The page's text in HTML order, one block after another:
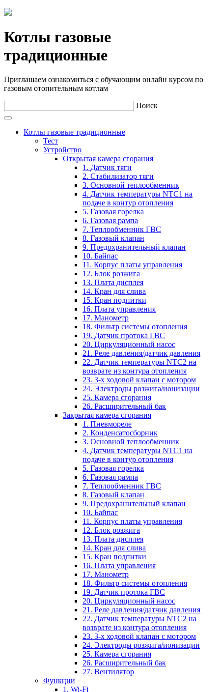
Котлы газовые
традиционные
Приглашаем ознакомиться с обучающим онлайн курсом по
газовым отопительным котлам
Поиск
Котлы газовые традиционные
Тест
Устройство
Открытая камера сгорания
1. Датчик тяги
2. Стабилизатор тяги
3. Основной теплообменник
4. Датчик температуры NTC1 на
подаче в контур отопления
5. Газовая горелка
6. Газовая рампа
7. Теплообменник ГВС
8. Газовый клапан
9. Предохранительный клапан
10. Байпас
11. Корпус платы управления
12. Блок розжига
13. Плата дисплея
14. Кран для слива
15. Кран подпитки
16. Плата управления
17. Манометр
18. Фильтр системы отопления
19. Датчик протока ГВС
20. Циркуляционный насос
21. Реле давления/датчик давления
22. Датчик температуры NTC2 на
возврате из контура отопления
23. 3-х ходовой клапан с мотором
24. Электроды розжига/ионизации
25. Камера сгорания
26. Расширительный бак
Закрытая камера сгорания
1. Пневмореле
2. Конденсатосборник
3. Основной теплообменник
4. Датчик температуры NTC1 на
подаче в контур отопления
5. Газовая горелка
6. Газовая рампа
7. Теплообменник ГВС
8. Газовый клапан
9. Предохранительный клапан
10. Байпас
11. Корпус платы управления
12. Блок розжига
13. Плата дисплея
14. Кран для слива
15. Кран подпитки
16. Плата управления
17. Манометр
18. Фильтр системы отопления
19. Датчик протока ГВС
20. Циркуляционный насос
21. Реле давления/датчик давления
22. Датчик температуры NTC2 на
возврате из контура отопления
23. 3-х ходовой клапан с мотором
24. Электроды розжига/ионизации
25. Камера сгорания
26. Расширительный бак
27. Вентилятор
Функции
1. Wi-Fi